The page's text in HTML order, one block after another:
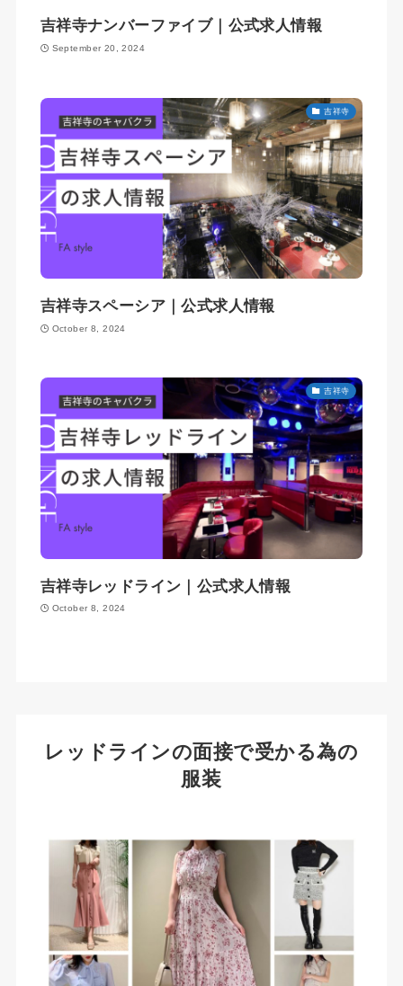
吉祥寺ナンバーファイブ｜公式求人情報
September 20, 2024
吉祥寺
吉祥寺スペーシア｜公式求人情報
October 8, 2024
吉祥寺
吉祥寺レッドライン｜公式求人情報
October 8, 2024
レッドラインの面接で受かる為の
服装